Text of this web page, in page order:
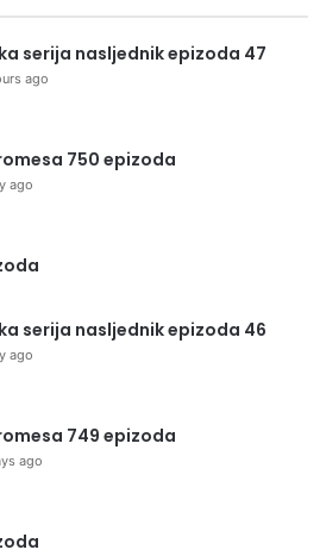
serija nasljednik epizoda 47
ago
750 epizoda
ago
serija nasljednik epizoda 46
ago
749 epizoda
ago